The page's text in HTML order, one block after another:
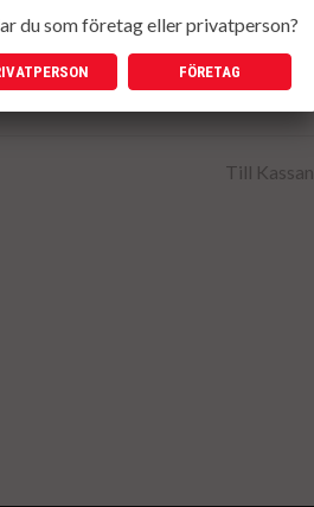
Till Kassan
du som företag eller privatperson?
FÖRETAG